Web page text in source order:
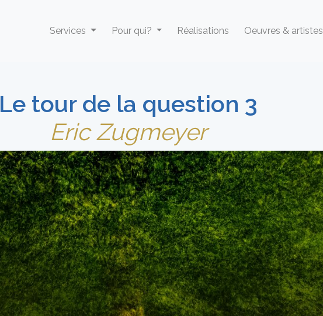
Services Pour qui? Réalisations Oeuvres & artistes
Le tour de la question 3
Eric Zugmeyer